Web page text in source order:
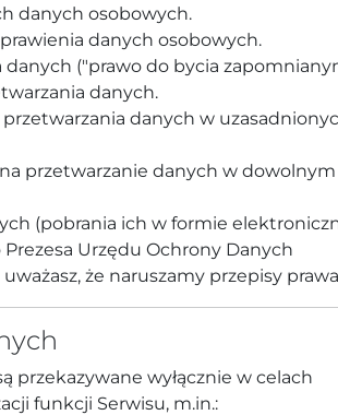
danych osobowych.
danych osobowych.
danych ("prawo do bycia
danych.
danych w
przetwarzanie danych w dowolnym
(pobrania ich w formie
Prezesa Urzędu Ochrony Danych
że naruszamy przepisy
przekazywane wyłącznie w celach
funkcji Serwisu, m.in.: